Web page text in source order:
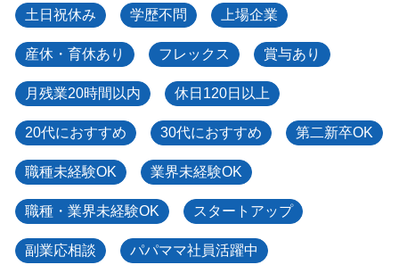
土日祝休み 学歴不問 上場企業
産休・育休あり フレックス 賞与あり
月残業20時間以内 休日120日以上
20代におすすめ 30代におすすめ 第二新卒OK
職種未経験OK 業界未経験OK
職種・業界未経験OK スタートアップ
副業応相談 パパママ社員活躍中